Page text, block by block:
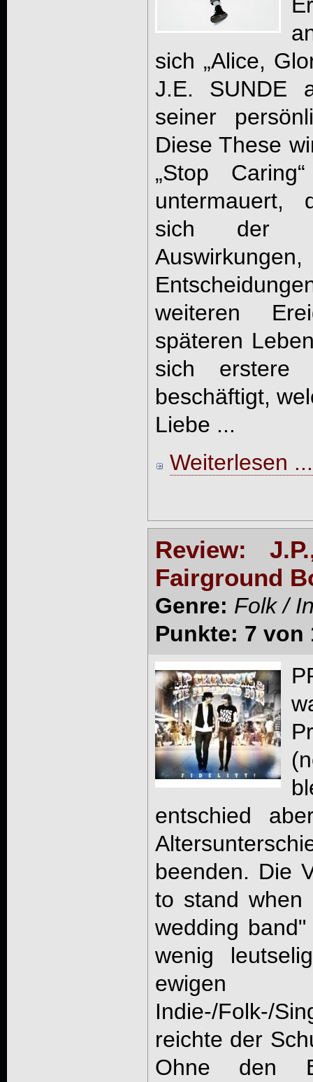
sich „Alice,
J.E. SUNDE
seiner
Diese These
„Stop
untermauert,
sich der
weiteren
späteren
sich erstere
beschäftigt,
Liebe ...
Weiterlesen ...
Review:
Fairground
Genre: Folk /
Punkte: 7 von
entschied
beenden. Die
to stand
wedding
wenig
ewigen
Indie-/Folk-/
reichte der
Ohne den